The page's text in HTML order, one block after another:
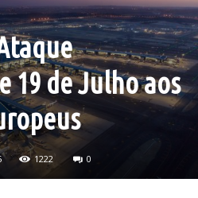
19 de Julho aos
1222 0